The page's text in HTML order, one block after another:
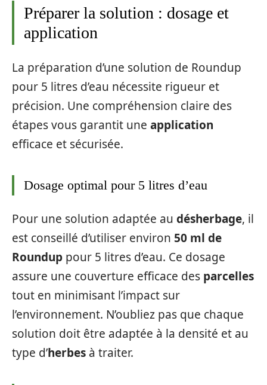
Préparer la solution : dosage et
application
La préparation d’une solution de Roundup
pour 5 litres d’eau nécessite rigueur et
précision. Une compréhension claire des
étapes vous garantit une application
efficace et sécurisée.
Dosage optimal pour 5 litres d’eau
Pour une solution adaptée au désherbage, il
est conseillé d’utiliser environ 50 ml de
Roundup pour 5 litres d’eau. Ce dosage
assure une couverture efficace des parcelles
tout en minimisant l’impact sur
l’environnement. N’oubliez pas que chaque
solution doit être adaptée à la densité et au
type d’herbes à traiter.